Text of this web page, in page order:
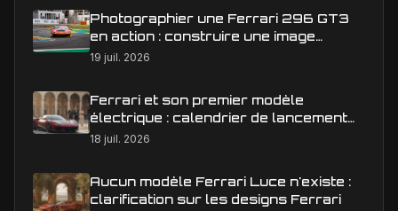
Photographier une Ferrari 296 GT3
en action : construire une image
éditoriale qui raconte la course
19 juil. 2026
Ferrari et son premier modèle
électrique : calendrier de lancement
en Europe
18 juil. 2026
Aucun modèle Ferrari Luce n'existe :
clarification sur les designs Ferrari